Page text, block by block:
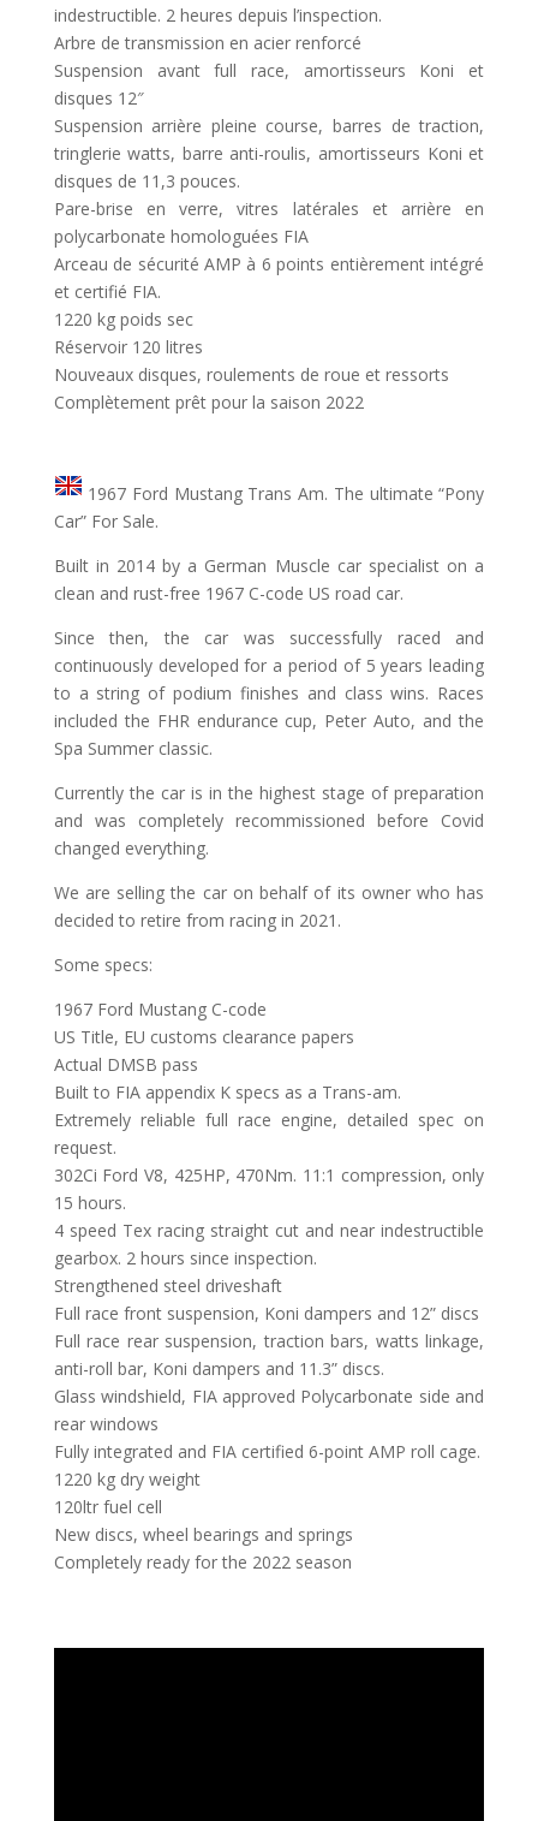
indestructible. 2 heures depuis l’inspection.
Arbre de transmission en acier renforcé
Suspension avant full race, amortisseurs Koni et
disques 12″
Suspension arrière pleine course, barres de traction,
tringlerie watts, barre anti-roulis, amortisseurs Koni et
disques de 11,3 pouces.
Pare-brise en verre, vitres latérales et arrière en
polycarbonate homologuées FIA
Arceau de sécurité AMP à 6 points entièrement intégré
et certifié FIA.
1220 kg poids sec
Réservoir 120 litres
Nouveaux disques, roulements de roue et ressorts
Complètement prêt pour la saison 2022
1967 Ford Mustang Trans Am. The ultimate “Pony
Car” For Sale.
Built in 2014 by a German Muscle car specialist on a
clean and rust-free 1967 C-code US road car.
Since then, the car was successfully raced and
continuously developed for a period of 5 years leading
to a string of podium finishes and class wins. Races
included the FHR endurance cup, Peter Auto, and the
Spa Summer classic.
Currently the car is in the highest stage of preparation
and was completely recommissioned before Covid
changed everything.
We are selling the car on behalf of its owner who has
decided to retire from racing in 2021.
Some specs:
1967 Ford Mustang C-code
US Title, EU customs clearance papers
Actual DMSB pass
Built to FIA appendix K specs as a Trans-am.
Extremely reliable full race engine, detailed spec on
request.
302Ci Ford V8, 425HP, 470Nm. 11:1 compression, only
15 hours.
4 speed Tex racing straight cut and near indestructible
gearbox. 2 hours since inspection.
Strengthened steel driveshaft
Full race front suspension, Koni dampers and 12” discs
Full race rear suspension, traction bars, watts linkage,
anti-roll bar, Koni dampers and 11.3” discs.
Glass windshield, FIA approved Polycarbonate side and
rear windows
Fully integrated and FIA certified 6-point AMP roll cage.
1220 kg dry weight
120ltr fuel cell
New discs, wheel bearings and springs
Completely ready for the 2022 season